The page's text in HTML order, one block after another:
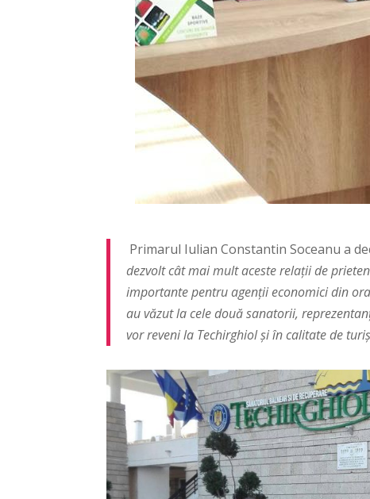
Primarul Iulian Constantin Soceanu a
dezvolt cât mai mult aceste relații de
importante pentru agenții economici din
au văzut la cele două sanatorii,
vor reveni la Techirghiol și în calitate de